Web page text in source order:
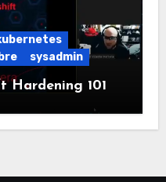
sysadmin
Hardening 101